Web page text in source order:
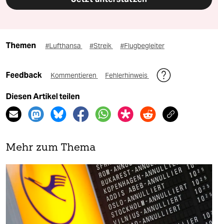
Themen #Lufthansa #Streik #Flugbegleiter
Feedback Kommentieren Fehlerhinweis
Diesen Artikel teilen
Mehr zum Thema